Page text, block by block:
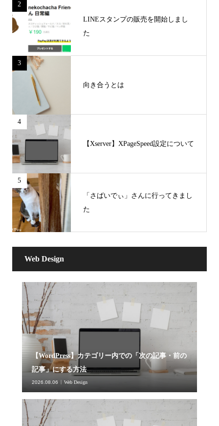
2
LINEスタンプの販売を開始しまし
た
3
向き合うとは
4
【Xserver】XPageSpeed設定について
5
「さばいでぃ」さんに行ってきまし
た
Web Design
【WordPress】カテゴリー内での「次の記事・前の
記事」にする方法
2026.08.06 Web Design